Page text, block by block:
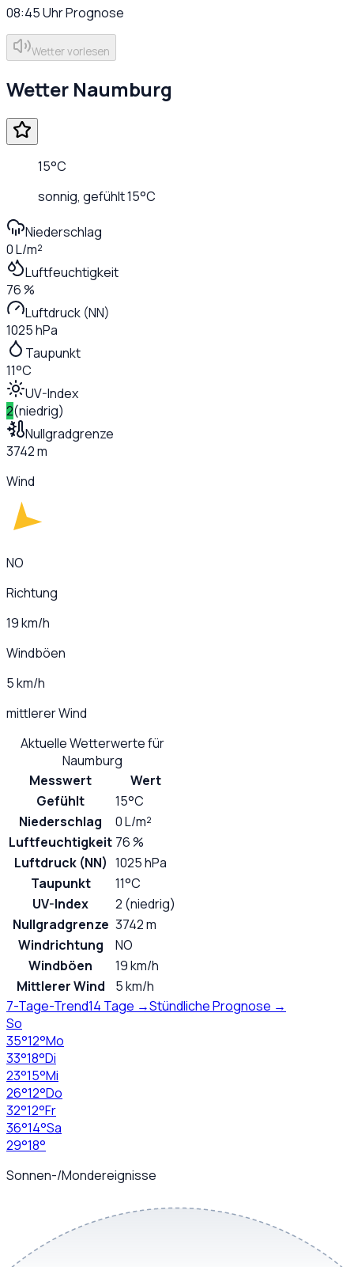
08:45UhrPrognose
Wetter vorlesen
Wetter Naumburg
15°C
sonnig, gefühlt15°C
Niederschlag
0 L/m²
Luftfeuchtigkeit
76 %
Luftdruck (NN)
1025 hPa
Taupunkt
11°C
UV-Index
2(niedrig)
Nullgradgrenze
3742 m
Wind
NO
Richtung
19 km/h
Windböen
5 km/h
mittlerer Wind
Aktuelle Wetterwerte für
Naumburg
Messwert
Wert
Gefühlt
15°C
Niederschlag
0 L/m²
Luftfeuchtigkeit 76 %
Luftdruck (NN) 1025 hPa
Taupunkt
11°C
UV-Index
2 (niedrig)
Nullgradgrenze 3742 m
Windrichtung
NO
Windböen
19 km/h
Mittlerer Wind
5 km/h
7-Tage-Trend14 Tage →Stündliche Prognose →
So
35°12°Mo
33°18°Di
23°15°Mi
26°12°Do
32°12°Fr
36°14°Sa
29°18°
Sonnen-/Mondereignisse